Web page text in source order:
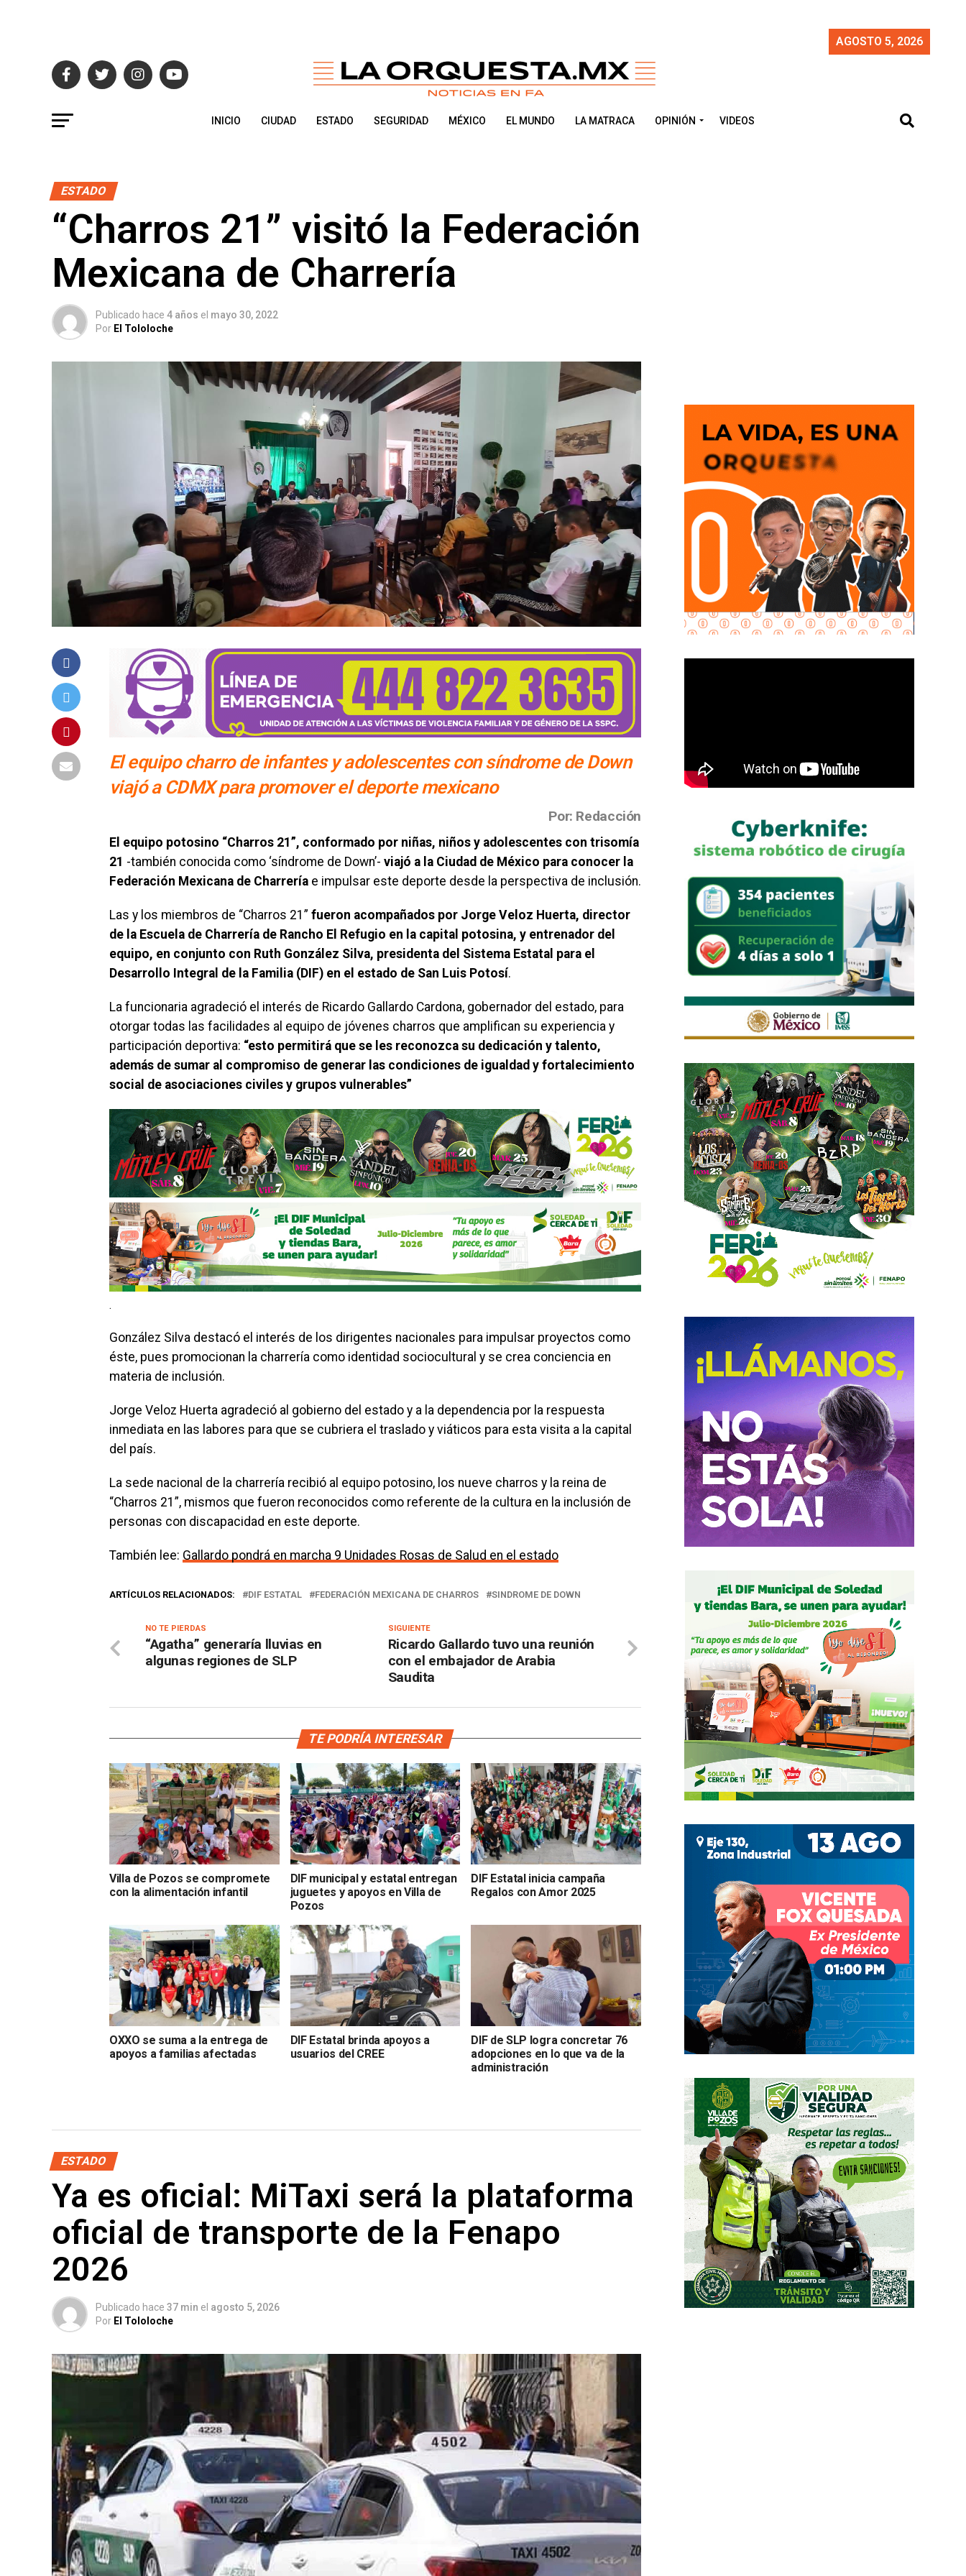
AGOSTO 5, 2026
INICIO CIUDAD ESTADO SEGURIDAD MÉXICO EL MUNDO LA MATRACA OPINIÓN VIDEOS
ESTADO
“Charros 21” visitó la Federación
Mexicana de Charrería
Publicado hace 4 años el mayo 30, 2022
Por El Tololoche
El equipo charro de infantes y adolescentes con síndrome de Down
viajó a CDMX para promover el deporte mexicano
Por: Redacción
El equipo potosino “Charros 21”, conformado por niñas, niños y adolescentes con trisomía
21 -también conocida como ‘síndrome de Down’- viajó a la Ciudad de México para conocer la
Federación Mexicana de Charrería e impulsar este deporte desde la perspectiva de inclusión.
Las y los miembros de “Charros 21” fueron acompañados por Jorge Veloz Huerta, director
de la Escuela de Charrería de Rancho El Refugio en la capital potosina, y entrenador del
equipo, en conjunto con Ruth González Silva, presidenta del Sistema Estatal para el
Desarrollo Integral de la Familia (DIF) en el estado de San Luis Potosí.
La funcionaria agradeció el interés de Ricardo Gallardo Cardona, gobernador del estado, para
otorgar todas las facilidades al equipo de jóvenes charros que amplifican su experiencia y
participación deportiva: “esto permitirá que se les reconozca su dedicación y talento,
además de sumar al compromiso de generar las condiciones de igualdad y fortalecimiento
social de asociaciones civiles y grupos vulnerables”
.
González Silva destacó el interés de los dirigentes nacionales para impulsar proyectos como
éste, pues promocionan la charrería como identidad sociocultural y se crea conciencia en
materia de inclusión.
Jorge Veloz Huerta agradeció al gobierno del estado y a la dependencia por la respuesta
inmediata en las labores para que se cubriera el traslado y viáticos para esta visita a la capital
del país.
La sede nacional de la charrería recibió al equipo potosino, los nueve charros y la reina de
“Charros 21”, mismos que fueron reconocidos como referente de la cultura en la inclusión de
personas con discapacidad en este deporte.
También lee: Gallardo pondrá en marcha 9 Unidades Rosas de Salud en el estado
ARTÍCULOS RELACIONADOS: DIF ESTATAL FEDERACIÓN MEXICANA DE CHARROS SINDROME DE DOWN
SIGUIENTE
Ricardo Gallardo tuvo una reunión
con el embajador de Arabia
Saudita
NO TE PIERDAS
“Agatha” generaría lluvias en
algunas regiones de SLP
TE PODRÍA INTERESAR
Villa de Pozos se compromete
con la alimentación infantil
DIF municipal y estatal entregan
juguetes y apoyos en Villa de
Pozos
DIF Estatal inicia campaña
Regalos con Amor 2025
OXXO se suma a la entrega de
apoyos a familias afectadas
DIF Estatal brinda apoyos a
usuarios del CREE
DIF de SLP logra concretar 76
adopciones en lo que va de la
administración
ESTADO
Ya es oficial: MiTaxi será la plataforma
oficial de transporte de la Fenapo
2026
Publicado hace 37 min el agosto 5, 2026
Por El Tololoche